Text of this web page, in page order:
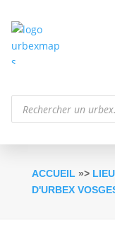
Recherche
produits
ACCUEIL »>
D'URBEX